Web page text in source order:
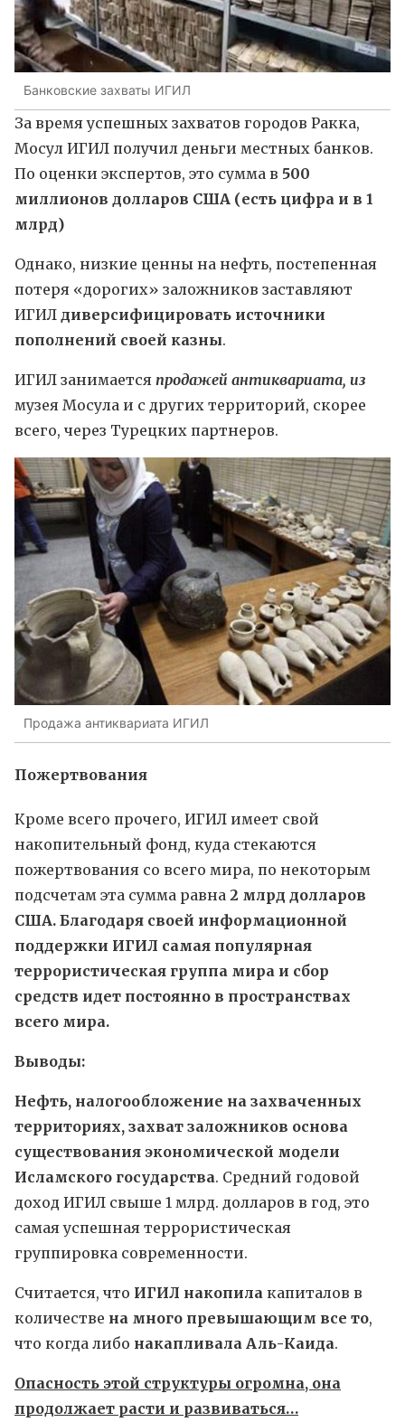
Банковские захваты ИГИЛ
За время успешных захватов городов Ракка,
Мосул ИГИЛ получил деньги местных банков.
По оценки экспертов, это сумма в 500
миллионов долларов США (есть цифра и в 1
млрд)
Однако, низкие ценны на нефть, постепенная
потеря «дорогих» заложников заставляют
ИГИЛ диверсифицировать источники
пополнений своей казны.
ИГИЛ занимается продажей антиквариата, из
музея Мосула и с других территорий, скорее
всего, через Турецких партнеров.
Продажа антиквариата ИГИЛ
Пожертвования
Кроме всего прочего, ИГИЛ имеет свой
накопительный фонд, куда стекаются
пожертвования со всего мира, по некоторым
подсчетам эта сумма равна 2 млрд долларов
США. Благодаря своей информационной
поддержки ИГИЛ самая популярная
террористическая группа мира и сбор
средств идет постоянно в пространствах
всего мира.
Выводы:
Нефть, налогообложение на захваченных
территориях, захват заложников основа
существования экономической модели
Исламского государства. Средний годовой
доход ИГИЛ свыше 1 млрд. долларов в год, это
самая успешная террористическая
группировка современности.
Считается, что ИГИЛ накопила капиталов в
количестве на много превышающим все то,
что когда либо накапливала Аль-Каида.
Опасность этой структуры огромна, она
продолжает расти и развиваться…